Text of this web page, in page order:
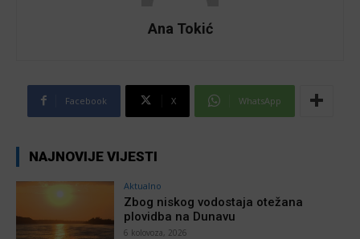
Ana Tokić
Facebook X WhatsApp
NAJNOVIJE VIJESTI
Aktualno
Zbog niskog vodostaja otežana
plovidba na Dunavu
6 kolovoza, 2026